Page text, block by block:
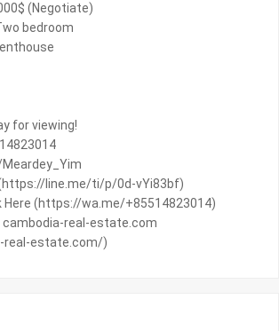
(Negotiate)
bedroom
for viewing!
(https://line.me/ti/p/0d-vYi83bf)
Here (https://wa.me/+85514823014)
cambodia-real-estate.com
estate.com/)